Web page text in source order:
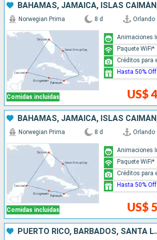
Comidas incluidas
Norwegian Prima 8 d Orlando
US$
Animaciones
Paquete WiFi*
Créditos para
Hasta 50% Off
Comidas incluidas
Norwegian Prima 8 d Orlando
US$
Animaciones
Paquete WiFi*
Créditos para
Hasta 50% Off
PUERTO RICO,